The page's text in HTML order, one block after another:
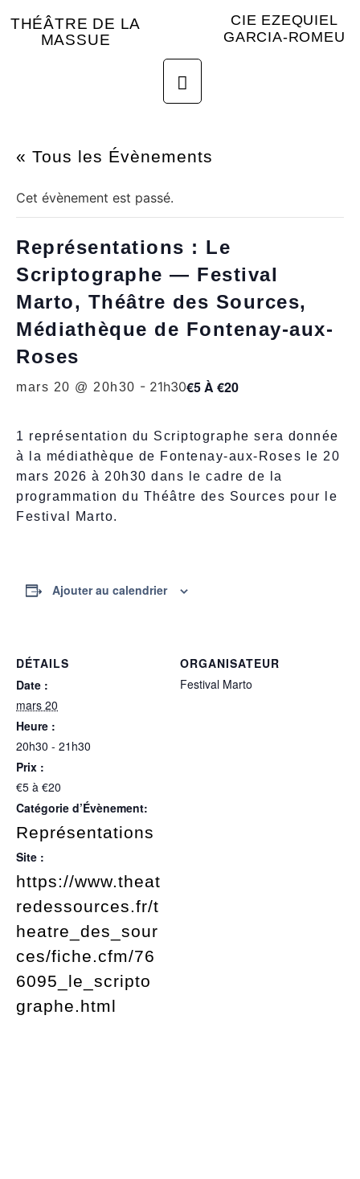
THÉÂTRE DE LA
MASSUE
CIE EZEQUIEL
GARCIA-ROMEU
« Tous les Évènements
Cet évènement est passé.
Représentations : Le
Scriptographe — Festival
Marto, Théâtre des Sources,
Médiathèque de Fontenay-aux-
Roses
mars 20 @ 20h30 - 21h30€5 À €20
1 représentation du Scriptographe sera donnée
à la médiathèque de Fontenay-aux-Roses le 20
mars 2026 à 20h30 dans le cadre de la
programmation du Théâtre des Sources pour le
Festival Marto.
Ajouter au calendrier
DÉTAILS
Date :
mars 20
Heure :
20h30 - 21h30
Prix :
€5 à €20
Catégorie d’Évènement:
Représentations
Site :
https://www.theat
redessources.fr/t
heatre_des_sour
ces/fiche.cfm/76
6095_le_scripto
graphe.html
ORGANISATEUR
Festival Marto